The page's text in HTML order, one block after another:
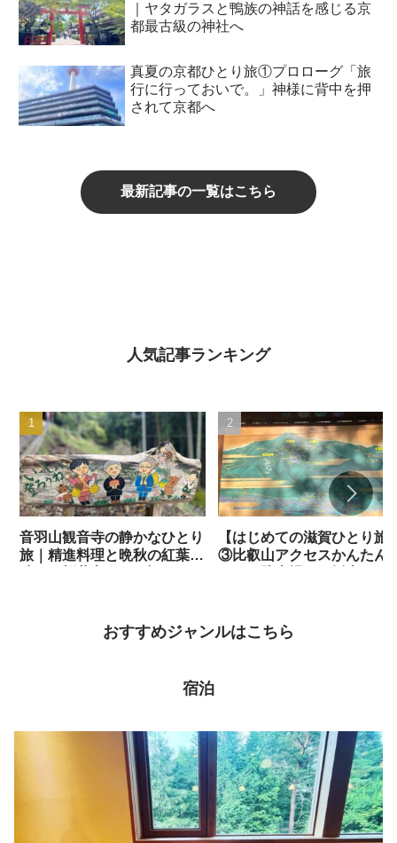
｜ヤタガラスと鴨族の神話を感じる京
都最古級の神社へ
真夏の京都ひとり旅①プロローグ「旅
行に行っておいで。」神様に背中を押
されて京都へ
最新記事の一覧はこちら
人気記事ランキング
音羽山観音寺の静かなひとり
旅｜精進料理と晩秋の紅葉を
【はじめての滋賀ひとり旅
③比叡山アクセスかんたん
おすすめジャンルはこちら
宿泊